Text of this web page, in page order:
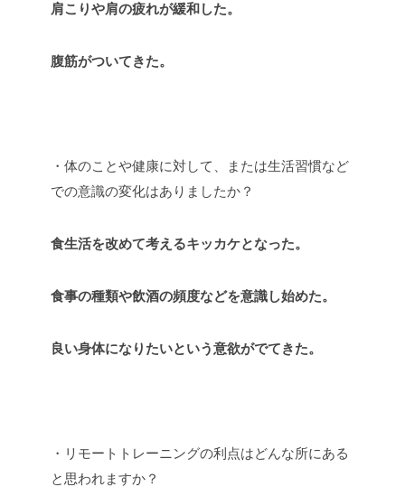
肩こりや肩の疲れが緩和した。
腹筋がついてきた。
・体のことや健康に対して、または生活習慣など
での意識の変化はありましたか？
食生活を改めて考えるキッカケとなった。
食事の種類や飲酒の頻度などを意識し始めた。
良い身体になりたいという意欲がでてきた。
・リモートトレーニングの利点はどんな所にある
と思われますか？